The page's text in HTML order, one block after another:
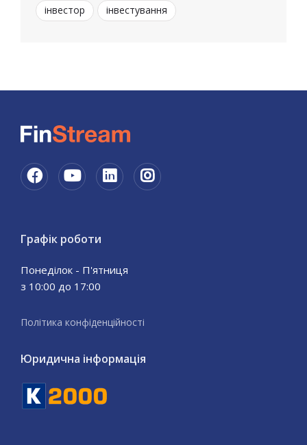
інвестор
інвестування
Графік роботи
Понеділок - П'ятниця
з 10:00 до 17:00
Політика конфіденційності
Юридична інформація